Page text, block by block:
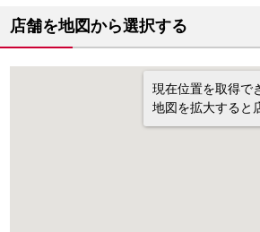
店舗を地図から選択する
現在位置を取得で
地図を拡大すると